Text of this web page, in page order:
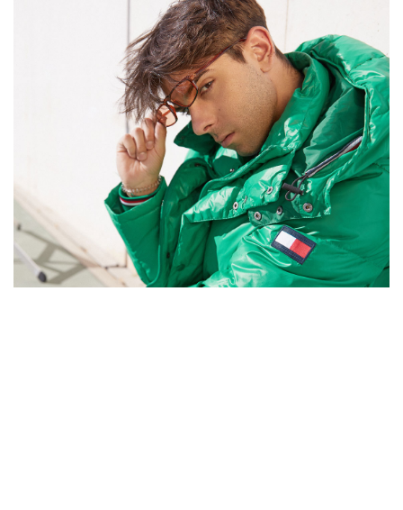
Tags:
#Tendencias
#Cultura
#Estilo
#Marcianadas